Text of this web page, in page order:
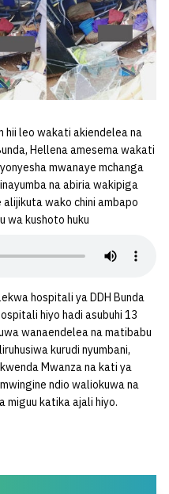
hii leo wakati akiendelea na
Hellena amesema wakati
mwanaye mchanga
na abiria wakipiga
wako chini ambapo
wa kushoto huku
hospitali ya DDH Bunda
hiyo hadi asubuhi 13
wanaendelea na matibabu
kurudi nyumbani,
Mwanza na kati ya
ndio waliokuwa na
miguu katika ajali hiyo.